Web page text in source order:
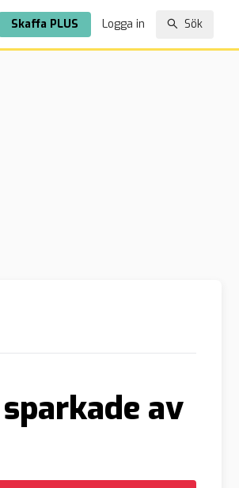
Skaffa PLUS Logga in Sök
av